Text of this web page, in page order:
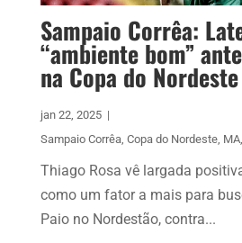
Sampaio Corrêa:
“ambiente bom”
na Copa do Nordeste
jan 22, 2025 |
Sampaio Corrêa, Copa do Nordeste, MA,
Thiago Rosa vê largada
como um fator a mais para
Paio no Nordestão, contra...